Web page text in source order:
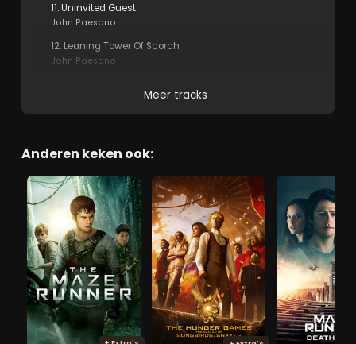
11. Uninvited Guest
John Paesano
12. Leaning Tower Of Scorch
John Paesano
Meer tracks
Anderen keken ook: